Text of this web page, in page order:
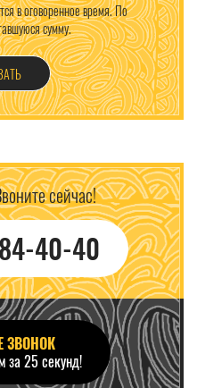
в оговоренное время. По
сумму.
сейчас!
40-40
ЗВОНОК
за 25 секунд!